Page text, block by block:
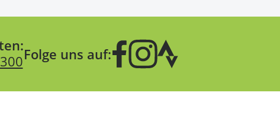
Folge uns auf: